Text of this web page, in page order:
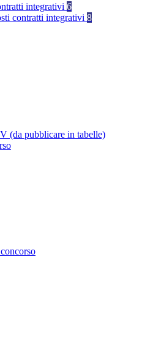
integrativi 6
contratti integrativi 8
(da pubblicare in tabelle)